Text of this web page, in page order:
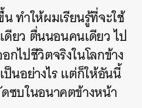
ทำให้ผมเรียนรู้ที่จะใช้
ดียว ตื่นนอนคนเดียว ไป
กไปชีวิตจริงในโลกข้าง
นอย่างไร แต่ก็ให้อันนี้
ซบในอนาคตข้างหน้า